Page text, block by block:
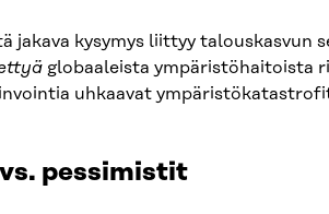
jakava kysymys liittyy
globaaleista ympäristöhaitoista
uhkaavat
pessimistit